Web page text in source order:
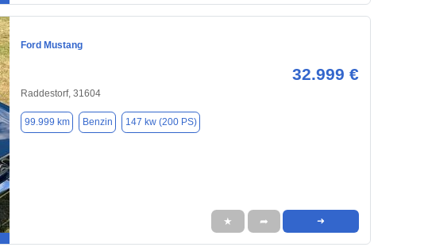
Ford Mustang
32.999 €
Raddestorf, 31604
99.999 km Benzin 147 kw (200 PS)
★ ➦ ➜